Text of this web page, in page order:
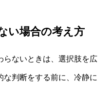
い場合の考え方
らないときは、選択肢を広
な判断をする前に、冷静に